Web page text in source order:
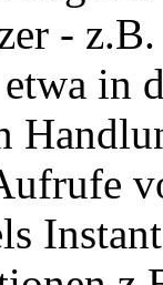
-
in